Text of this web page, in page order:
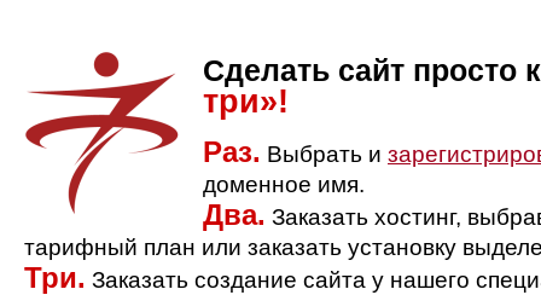
Сделать сайт просто
три»!
Раз. Выбрать и
доменное имя.
Два. Заказать хостинг,
тарифный план или заказать установку
Три. Заказать создание сайта у нашего